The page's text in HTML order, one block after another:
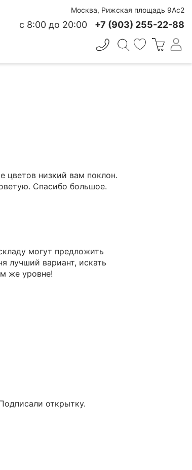
Москва, Рижская площадь 9Ас2
с 8:00 до 20:00 +7 (903) 255-22-88
цветов низкий вам поклон.
Спасибо большое.
могут предложить
лучший вариант, искать
же уровне!
открытку.